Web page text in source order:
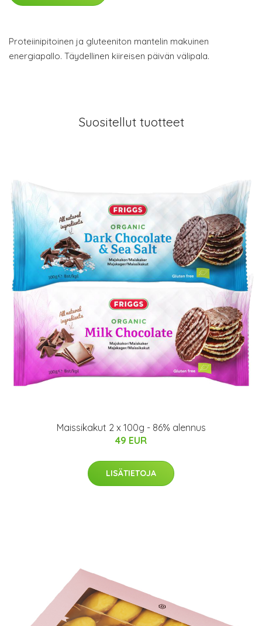
Proteiinipitoinen ja gluteeniton mantelin makuinen
energiapallo. Täydellinen kiireisen päivän välipala.
Suositellut tuotteet
Maissikakut 2 x 100g - 86% alennus
49 EUR
LISÄTIETOJA